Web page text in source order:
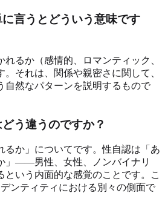
言うとどういう意味です
るか（感情的、ロマンティック、
。それは、関係や親密さに関して、
自然なパターンを説明するもので
う違うのですか？
るか」についてです。性自認は「あ
」――男性、女性、ノンバイナリ
という内面的な感覚のことです。こ
ンティティにおける別々の側面で